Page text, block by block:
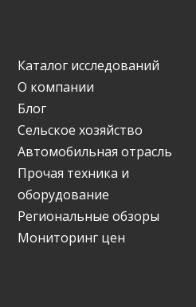
Каталог исследований
О компании
Блог
Сельское хозяйство
Автомобильная отрасль
Прочая техника и
оборудование
Региональные обзоры
Мониторинг цен